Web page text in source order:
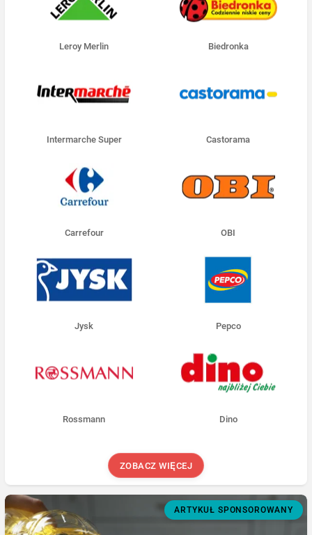
Leroy Merlin Biedronka
Intermarche Super Castorama
Carrefour OBI
Jysk Pepco
Rossmann Dino
ZOBACZ WIĘCEJ
ARTYKUŁ SPONSOROWANY